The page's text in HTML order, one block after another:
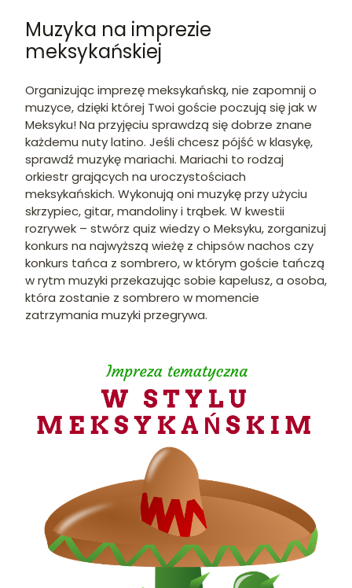
Muzyka na imprezie
meksykańskiej
Organizując imprezę meksykańską, nie zapomnij o
muzyce, dzięki której Twoi goście poczują się jak w
Meksyku! Na przyjęciu sprawdzą się dobrze znane
każdemu nuty latino. Jeśli chcesz pójść w klasykę,
sprawdź muzykę mariachi. Mariachi to rodzaj
orkiestr grających na uroczystościach
meksykańskich. Wykonują oni muzykę przy użyciu
skrzypiec, gitar, mandoliny i trąbek. W kwestii
rozrywek – stwórz quiz wiedzy o Meksyku, zorganizuj
konkurs na najwyższą wieżę z chipsów nachos czy
konkurs tańca z sombrero, w którym goście tańczą
w rytm muzyki przekazując sobie kapelusz, a osoba,
która zostanie z sombrero w momencie
zatrzymania muzyki przegrywa.